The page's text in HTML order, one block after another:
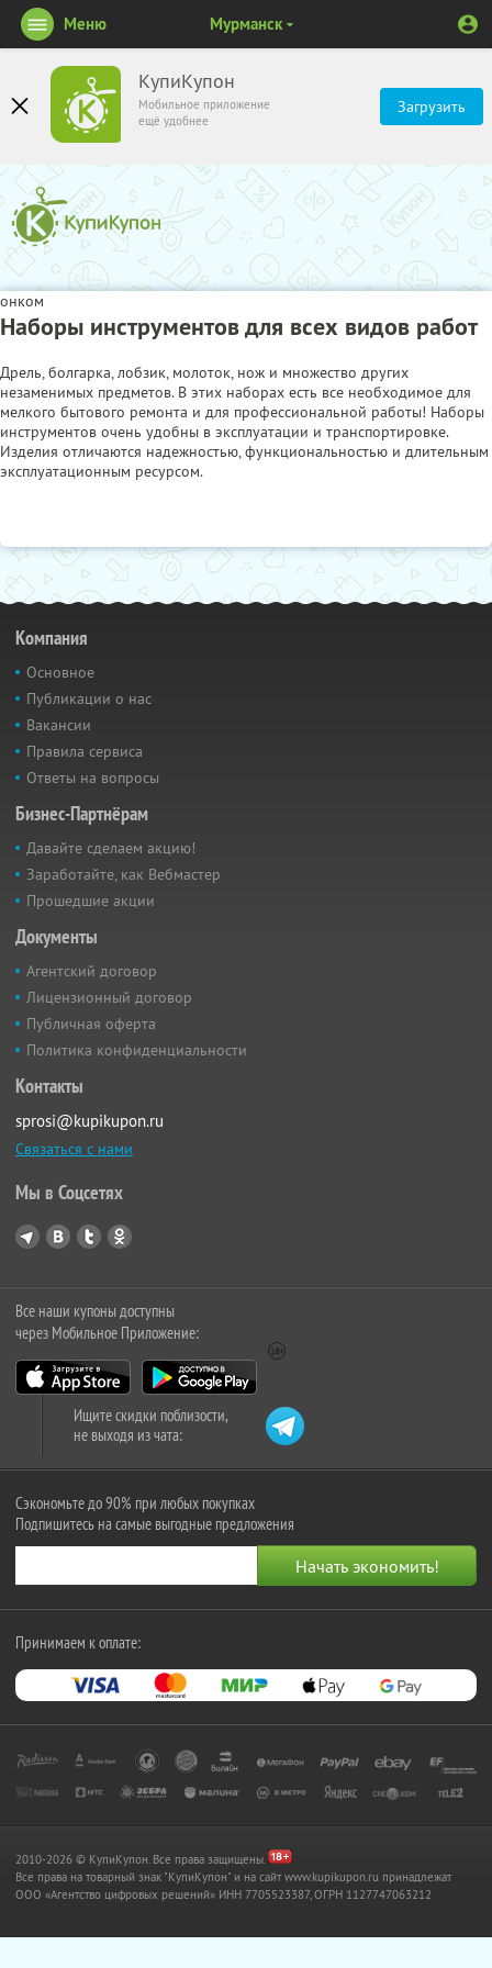
КупиКупон
Мобильное приложение
ещё удобнее
Загрузить
Меню Мурманск
онком
Наборы инструментов для всех видов работ
Дрель, болгарка, лобзик, молоток, нож и множество других
незаменимых предметов. В этих наборах есть все необходимое для
мелкого бытового ремонта и для профессиональной работы! Наборы
инструментов очень удобны в эксплуатации и транспортировке.
Изделия отличаются надежностью, функциональностью и длительным
эксплуатационным ресурсом.
Компания
Основное
Публикации о нас
Вакансии
Правила сервиса
Ответы на вопросы
Бизнес-Партнёрам
Давайте сделаем акцию!
Заработайте, как Вебмастер
Прошедшие акции
Документы
Агентский договор
Лицензионный договор
Публичная оферта
Политика конфиденциальности
Контакты
sprosi@kupikupon.ru
Связаться с нами
Мы в Соцсетях
Все наши купоны доступны
через Мобильное Приложение:
Ищите скидки поблизости,
не выходя из чата:
Сэкономьте до 90% при любых покупках
Подпишитесь на самые выгодные предложения
Принимаем к оплате:
2010-2026 © КупиКупон. Все права защищены.
Все права на товарный знак "КупиКупон" и на сайт www.kupikupon.ru принадлежат
OOO «Агентство цифровых решений» ИНН 7705523387, ОГРН 1127747063212